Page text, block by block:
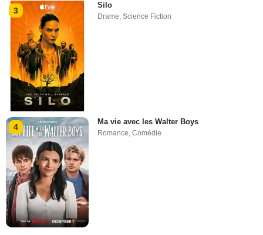
3
Silo
Drame,Science Fiction
4
Ma vie avec les Walter Boys
Romance ,Comédie